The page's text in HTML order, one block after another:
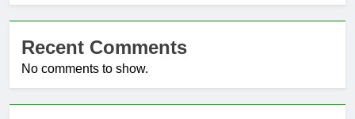
Recent Comments
No comments to show.